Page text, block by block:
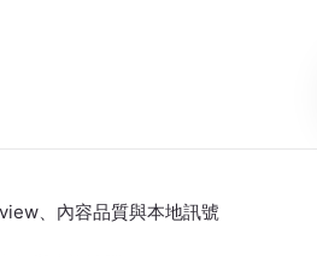
、內容品質與本地訊號